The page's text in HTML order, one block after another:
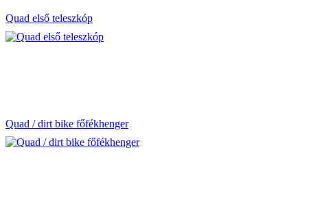
Quad első teleszkóp
Quad / dirt bike főfékhenger